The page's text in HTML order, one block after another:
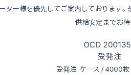
ター様を優先してご案内しております。
供給安定までお
OCD
受発注
受発注 ケース / 4000